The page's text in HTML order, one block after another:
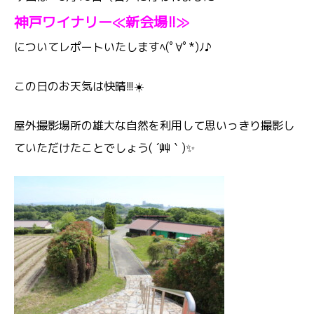
神戸ワイナリー≪新会場!!≫
についてレポートいたしますﾍ(ﾟ∀ﾟ*)ﾉ♪
この日のお天気は快晴!!!☀️
屋外撮影場所の雄大な自然を利用して思いっきり撮影し
ていただけたことでしょう( ´艸｀)✨